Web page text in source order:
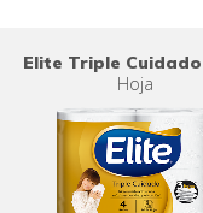
Elite Triple Cuidado
Hoja